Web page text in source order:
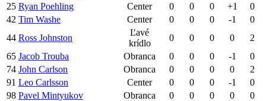
25 Ryan Poehling Center 0 0 0 +1
0
42 Tim Washe Center 0 0 0 -1
0
44 Ross Johnston
Ľavé
krídlo
0 0 0 0
2
65 Jacob Trouba Obranca 0 0 0 -1
0
74 John Carlson Obranca 0 0 0 0
2
91 Leo Carlsson Center 0 0 0 -1
0
98 Pavel Mintyukov Obranca 0 0 0 0 0